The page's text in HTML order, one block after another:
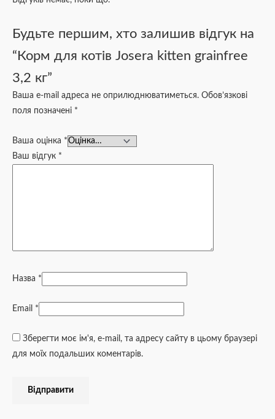
Будьте першим, хто залишив відгук на
“Корм для котів Josera kitten grainfree
3,2 кг”
Ваша e-mail адреса не оприлюднюватиметься. Обов’язкові
поля позначені *
Ваша оцінка *
Ваш відгук *
Назва *
Email *
Зберегти моє ім'я, e-mail, та адресу сайту в цьому браузері
для моїх подальших коментарів.